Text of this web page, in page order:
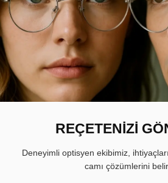
REÇETENİZİ
Deneyimli optisyen ekibimiz,
camı çözümlerini